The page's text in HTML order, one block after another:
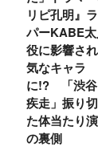
リピ孔明』
パーKABE
役に影響さ
気なキャラ
に!? 「渋
疾走」振り
た体当たり
の裏側